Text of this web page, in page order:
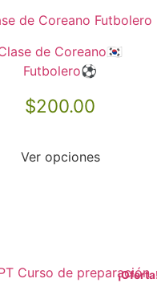
de Coreano🇰🇷
Futbolero⚽️
$200.00
Ver opciones